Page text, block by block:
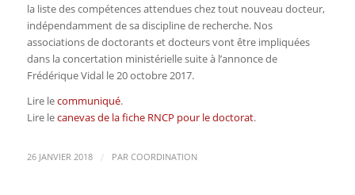
la liste des compétences attendues chez tout nouveau docteur,
indépendamment de sa discipline de recherche. Nos
associations de doctorants et docteurs vont être impliquées
dans la concertation ministérielle suite à l’annonce de
Frédérique Vidal le 20 octobre 2017.
Lire lecommuniqué.
Lire lecanevas de la fiche RNCP pour le doctorat.
26 JANVIER 2018 / PAR COORDINATION